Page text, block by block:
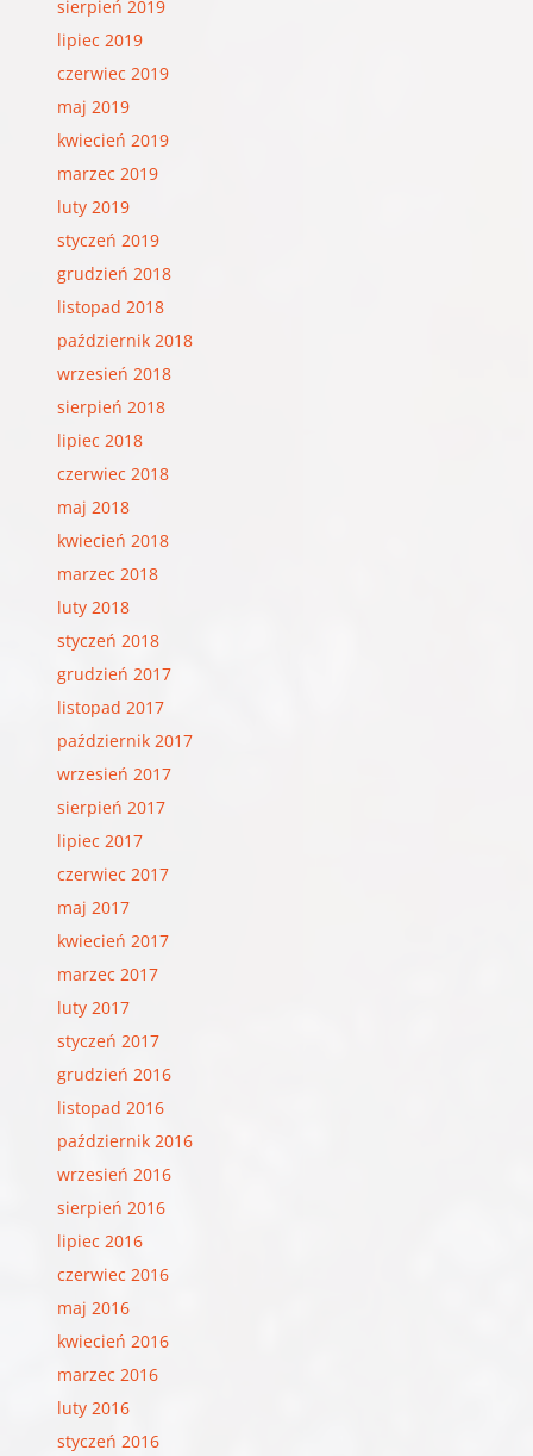
sierpień 2019
lipiec 2019
czerwiec 2019
maj 2019
kwiecień 2019
marzec 2019
luty 2019
styczeń 2019
grudzień 2018
listopad 2018
październik 2018
wrzesień 2018
sierpień 2018
lipiec 2018
czerwiec 2018
maj 2018
kwiecień 2018
marzec 2018
luty 2018
styczeń 2018
grudzień 2017
listopad 2017
październik 2017
wrzesień 2017
sierpień 2017
lipiec 2017
czerwiec 2017
maj 2017
kwiecień 2017
marzec 2017
luty 2017
styczeń 2017
grudzień 2016
listopad 2016
październik 2016
wrzesień 2016
sierpień 2016
lipiec 2016
czerwiec 2016
maj 2016
kwiecień 2016
marzec 2016
luty 2016
styczeń 2016